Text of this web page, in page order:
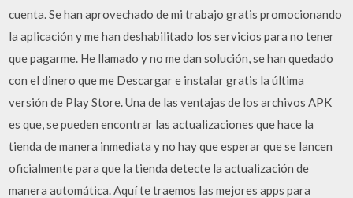
cuenta. Se han aprovechado de mi trabajo gratis promocionando
la aplicación y me han deshabilitado los servicios para no tener
que pagarme. He llamado y no me dan solución, se han quedado
con el dinero que me Descargar e instalar gratis la última
versión de Play Store. Una de las ventajas de los archivos APK
es que, se pueden encontrar las actualizaciones que hace la
tienda de manera inmediata y no hay que esperar que se lancen
oficialmente para que la tienda detecte la actualización de
manera automática. Aquí te traemos las mejores apps para